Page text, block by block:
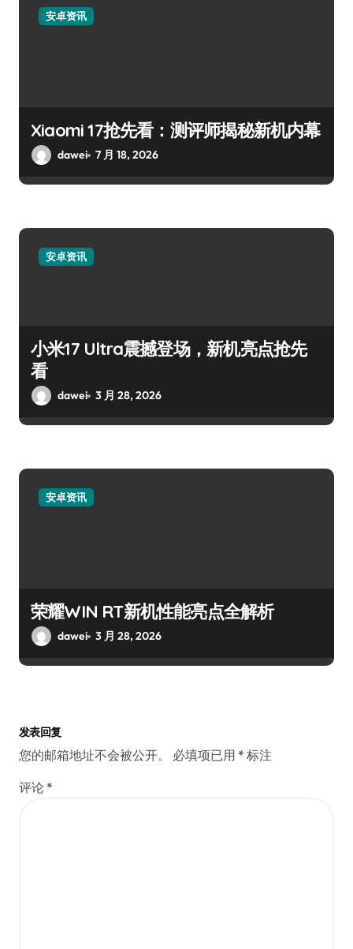
安卓资讯
Xiaomi 17抢先看：测评师揭秘新机内幕
dawei 7 月 18, 2026
安卓资讯
小米17 Ultra震撼登场，新机亮点抢先
看
dawei 3 月 28, 2026
安卓资讯
荣耀WIN RT新机性能亮点全解析
dawei 3 月 28, 2026
发表回复
您的邮箱地址不会被公开。 必填项已用 * 标注
评论 *